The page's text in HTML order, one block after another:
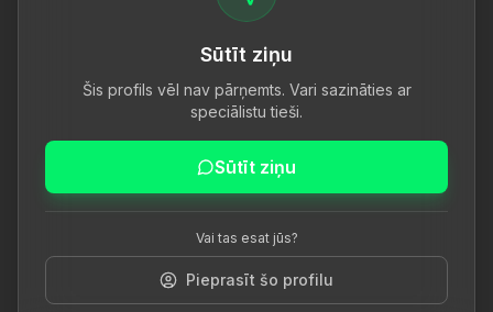
Sūtīt ziņu
Šis profils vēl nav pārņemts. Vari sazināties ar
speciālistu tieši.
Sūtīt ziņu
Vai tas esat jūs?
Pieprasīt šo profilu